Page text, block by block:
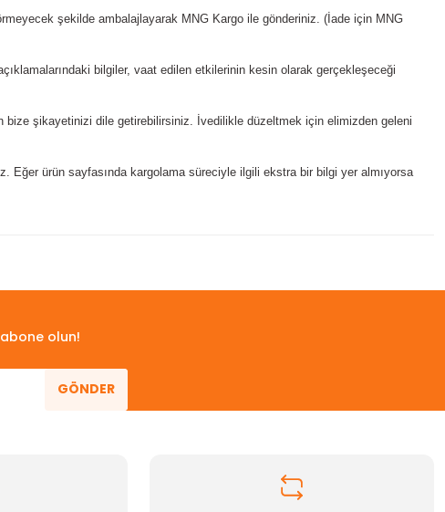
şekilde ambalajlayarak MNG Kargo ile gönderiniz. (İade için MNG
bilgiler, vaat edilen etkilerinin kesin olarak gerçekleşeceği
bize şikayetinizi dile getirebilirsiniz. İvedilikle düzeltmek için elimizden geleni
ürün sayfasında kargolama süreciyle ilgili ekstra bir bilgi yer almıyorsa
olun!
GÖNDER